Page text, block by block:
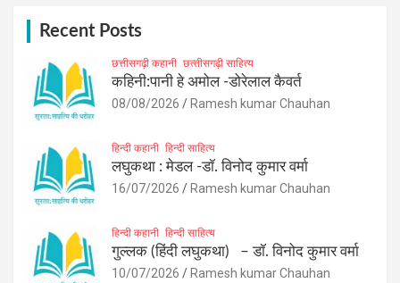
Recent Posts
छत्तीसगढ़ी कहानी छत्‍तीसगढ़ी साहित्‍य
कहिनी:पानी हे अमोल -डोरेलाल कैवर्त
08/08/2026 Ramesh kumar Chauhan
हिन्दी कहानी हिन्दी साहित्य
लघुकथा : मेडल -डॉ. विनोद कुमार वर्मा
16/07/2026 Ramesh kumar Chauhan
हिन्दी कहानी हिन्दी साहित्य
गुल्लक (हिंदी लघुकथा) – डॉ. विनोद कुमार वर्मा
10/07/2026 Ramesh kumar Chauhan